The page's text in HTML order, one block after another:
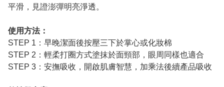
平滑，見證澎彈明亮淨透。
使用方法：
STEP 1：早晚潔面後按壓三下於掌心或化妝棉
STEP 2：輕柔打圈方式塗抹於面頸部，眼周同樣也適合
STEP 3：安撫吸收，開啟肌膚智慧，加乘法後續產品吸收